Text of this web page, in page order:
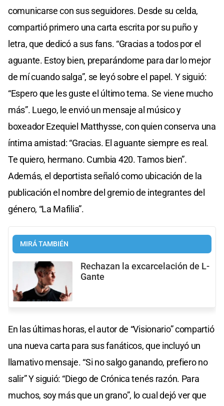
comunicarse con sus seguidores. Desde su celda,
compartió primero una carta escrita por su puño y
letra, que dedicó a sus fans. “Gracias a todos por el
aguante. Estoy bien, preparándome para dar lo mejor
de mí cuando salga”, se leyó sobre el papel. Y siguió:
“Espero que les guste el último tema. Se viene mucho
más”. Luego, le envió un mensaje al músico y
boxeador Ezequiel Matthysse, con quien conserva una
íntima amistad: “Gracias. El aguante siempre es real.
Te quiero, hermano. Cumbia 420. Tamos bien”.
Además, el deportista señaló como ubicación de la
publicación el nombre del gremio de integrantes del
género, “La Mafilia”.
MIRÁ TAMBIÉN
Rechazan la excarcelación de L-
Gante
En las últimas horas, el autor de “Visionario” compartió
una nueva carta para sus fanáticos, que incluyó un
llamativo mensaje. “Si no salgo ganando, prefiero no
salir” Y siguió: “Diego de Crónica tenés razón. Para
muchos, soy más que un grano”, lo cual dejó ver que